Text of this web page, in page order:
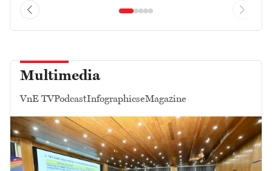
Multimedia
VnE TVPodcastInfographicseMagazine